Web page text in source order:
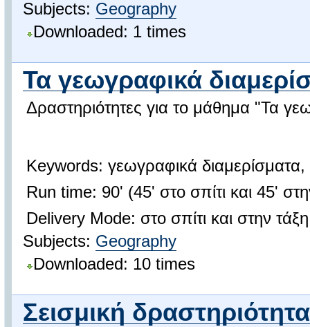
Subjects: Geography
Downloaded: 1 times
Τα γεωγραφικά
Δραστηριότητες για το μάθημα "Τα
Keywords: γεωγραφικά
Run time: 90' (45' στο σπίτι και 45'
Delivery Mode: στο σπίτι και στην
Subjects: Geography
Downloaded: 10 times
Σεισμική δραστηριότητα